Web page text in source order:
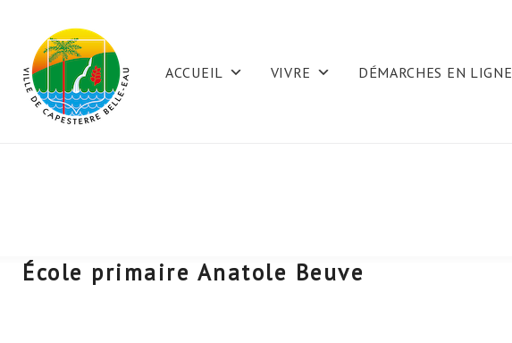
content
ACCUEIL VIVRE DÉMARCHES EN LIGNE
École primaire Anatole Beuve